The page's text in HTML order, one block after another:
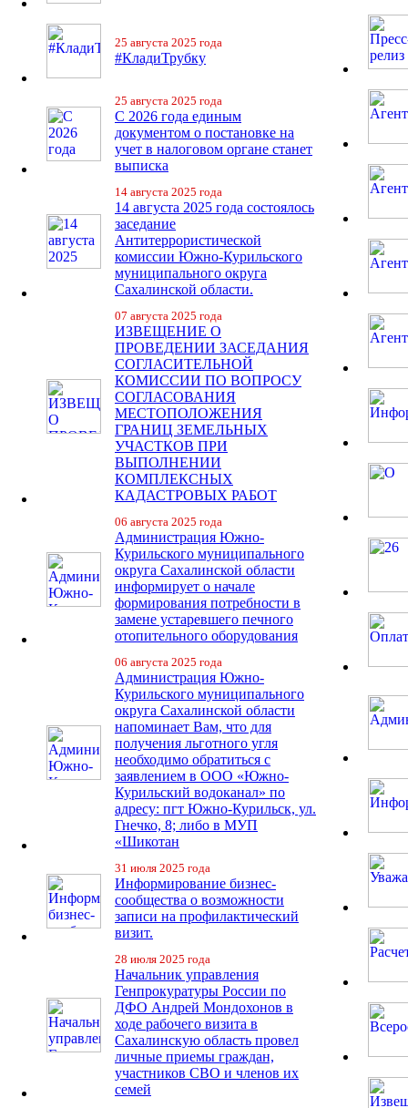
25 августа 2025 года
#КладиТрубку
25 августа 2025 года
С 2026 года единым
документом о постановке на
учет в налоговом органе станет
выписка
14 августа 2025 года
14 августа 2025 года состоялось
заседание
Антитеррористической
комиссии Южно-Курильского
муниципального округа
Сахалинской области.
07 августа 2025 года
ИЗВЕЩЕНИЕ О
ПРОВЕДЕНИИ ЗАСЕДАНИЯ
СОГЛАСИТЕЛЬНОЙ
КОМИССИИ ПО ВОПРОСУ
СОГЛАСОВАНИЯ
МЕСТОПОЛОЖЕНИЯ
ГРАНИЦ ЗЕМЕЛЬНЫХ
УЧАСТКОВ ПРИ
ВЫПОЛНЕНИИ
КОМПЛЕКСНЫХ
КАДАСТРОВЫХ РАБОТ
06 августа 2025 года
Администрация Южно-
Курильского муниципального
округа Сахалинской области
информирует о начале
формирования потребности в
замене устаревшего печного
отопительного оборудования
06 августа 2025 года
Администрация Южно-
Курильского муниципального
округа Сахалинской области
напоминает Вам, что для
получения льготного угля
необходимо обратиться с
заявлением в ООО «Южно-
Курильский водоканал» по
адресу: пгт Южно-Курильск, ул.
Гнечко, 8; либо в МУП
«Шикотан
31 июля 2025 года
Информирование бизнес-
сообщества о возможности
записи на профилактический
визит.
28 июля 2025 года
Начальник управления
Генпрокуратуры России по
ДФО Андрей Мондохонов в
ходе рабочего визита в
Сахалинскую область провел
личные приемы граждан,
участников СВО и членов их
семей